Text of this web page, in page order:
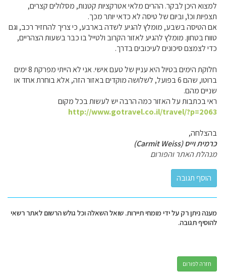
למצוא היכן לבקר. ההרים מלאי אטרקציות קטנות, מסלולים קצרים,
תצפיות וכו', וביום של טיסה לא כדאי יותר מכך.
אם הטיסה בשבע, מומלץ להגיע לשדה בארבע, כי צריך להחזיר רכב, וגם
טווח בטחון. מומלץ להגיע לאזור הקרוב ולטייל בו כבר בשעות הצהריים,
כדי לצמצם סיכונים לעיכובים בדרך.
חלוקת הימים בטיול היא עניין של טעם אישי. אני לא הייתי מפרקת 8 ימים
ברוטו, שהם 6 בפועל, לשלושה מוקדים באזור הזה, אלא בוחרת אחד או
שניים מהם.
ראי בכתבות על האזור כמה הרבה יש לעשות בכל מקום
http://www.gotravel.co.il/travel/?p=2063
בהצלחה,
כרמית וייס (Carmit Weiss)
מנהלת האתר והפורום
מענה ניתן רק על ידי מומחי תיירות. שואל השאלה וכל גולש הרשום לאתר רשאי
להוסיף תגובה.
חזרה לפורום